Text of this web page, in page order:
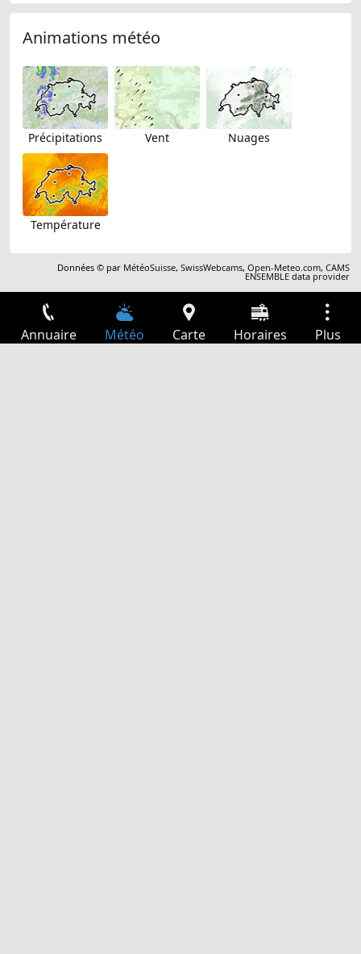
Animations météo
Précipitations Vent Nuages
Température
Données © par MétéoSuisse,SwissWebcams,Open-Meteo.com,CAMS
ENSEMBLE data provider
Annuaire Météo Carte Horaires Plus